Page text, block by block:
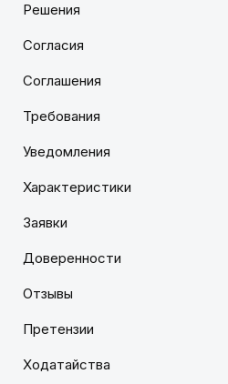
Решения
Согласия
Соглашения
Требования
Уведомления
Характеристики
Заявки
Доверенности
Отзывы
Претензии
Ходатайства